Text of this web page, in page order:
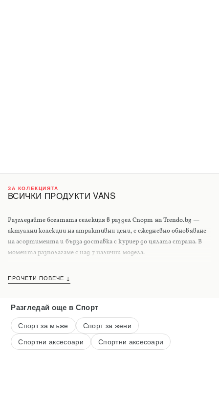
ЗА КОЛЕКЦИЯТА
ВСИЧКИ ПРОДУКТИ VANS
Разгледайте богатата селекция в раздел Спорт на Trendo.bg —
актуални колекции на атрактивни цени, с ежедневно обновяване
на асортимента и бърза доставка с куриер до цялата страна. В
момента разполагаме с над 7 налични модела.
ПРОЧЕТИ ПОВЕЧЕ ↓
Разгледай още в Спорт
Спорт за мъже
Спорт за жени
Спортни аксесоари
Спортни аксесоари